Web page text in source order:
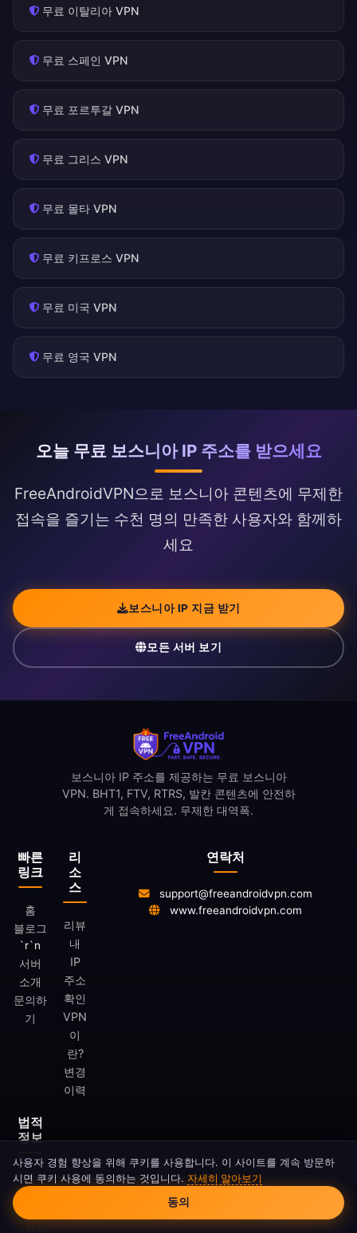
무료 이탈리아 VPN
무료 스페인 VPN
무료 포르투갈 VPN
무료 그리스 VPN
무료 몰타 VPN
무료 키프로스 VPN
무료 미국 VPN
무료 영국 VPN
오늘 무료 보스니아 IP 주소를 받으세요
FreeAndroidVPN으로 보스니아 콘텐츠에 무제한
접속을 즐기는 수천 명의 만족한 사용자와 함께하
세요
보스니아 IP 지금 받기
모든 서버 보기
빠른
링크
홈
블로그
`r`n
서버
소개
문의하
기
리
소
스
리뷰
내
IP
주소
확인
VPN
이
란?
변경
이력
법적
정보
개인정
보처리
방침
보스니아 IP 주소를 제공하는 무료 보스니아
VPN. BHT1, FTV, RTRS, 발칸 콘텐츠에 안전하
게 접속하세요. 무제한 대역폭.
연락처
support@freeandroidvpn.com
www.freeandroidvpn.com
쿠키 동의
사용자 경험 향상을 위해 쿠키를 사용합니다. 이 사이트를 계속 방문하
시면 쿠키 사용에 동의하는 것입니다. 자세히 알아보기
동의